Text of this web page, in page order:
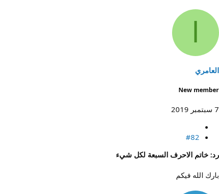
العامري
New member
7 سبتمبر 2019
#82
رد: خاتم الاحرف السبعة لكل شيء
بارك الله فيكم